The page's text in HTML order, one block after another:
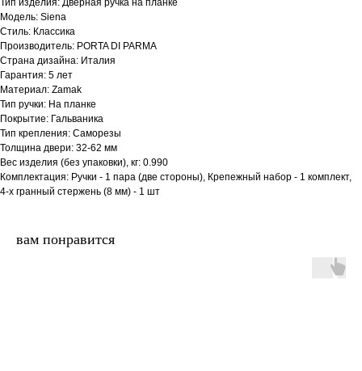
Тип изделия: Дверная ручка на планке
Модель: Siena
Стиль: Классика
Производитель: PORTA DI PARMA
Страна дизайна: Италия
Гарантия: 5 лет
Материал: Zamak
Тип ручки: На планке
Покрытие: Гальваника
Тип крепления: Саморезы
Толщина двери: 32-62 мм
Вес изделия (без упаковки), кг: 0.990
Комплектация: Ручки - 1 пара (две стороны), Крепежный набор - 1 комплект,
4-х гранный стержень (8 мм) - 1 шт
вам понравится